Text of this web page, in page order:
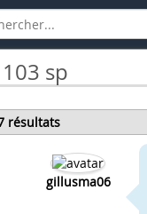
sp
résultats
gillusma06